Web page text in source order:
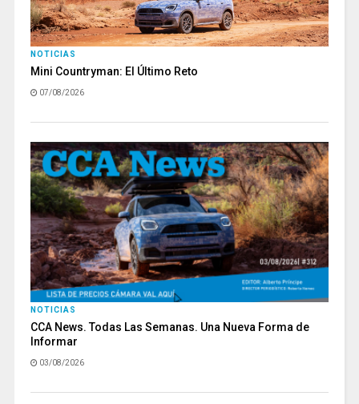
NOTICIAS
Mini Countryman: El Último Reto
07/08/2026
NOTICIAS
CCA News. Todas Las Semanas. Una Nueva Forma de
Informar
03/08/2026